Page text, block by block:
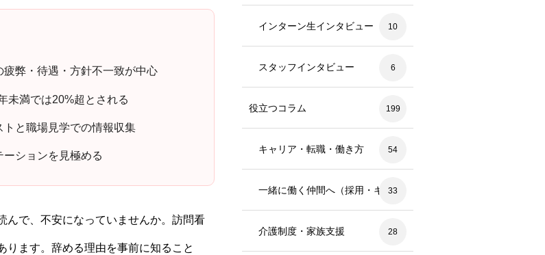
弊・待遇・方針不一致が中心
未満では20%超とされる
と職場見学での情報収集
ションを見極める
んで、不安になっていませんか。訪問看
ります。辞める理由を事前に知ること
インターン生インタビュー 10
スタッフインタビュー 6
役立つコラム 199
キャリア・転職・働き方 54
一緒に働く仲間へ（採用・キャリ
ア支援）
33
介護制度・家族支援 28